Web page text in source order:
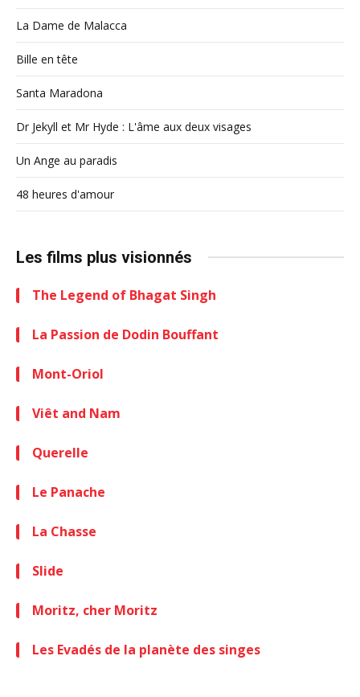
La Dame de Malacca
Bille en tête
Santa Maradona
Dr Jekyll et Mr Hyde : L'âme aux deux visages
Un Ange au paradis
48 heures d'amour
Les films plus visionnés
The Legend of Bhagat Singh
La Passion de Dodin Bouffant
Mont-Oriol
Viêt and Nam
Querelle
Le Panache
La Chasse
Slide
Moritz, cher Moritz
Les Evadés de la planète des singes